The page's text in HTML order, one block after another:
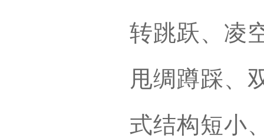
转跳跃、凌
甩绸蹲踩、
式结构短小